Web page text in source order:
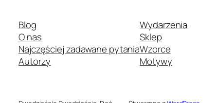
Blog
O nas
Najczęściej zadawane pytania
Autorzy
Wydarzenia
Sklep
Wzorce
Motywy